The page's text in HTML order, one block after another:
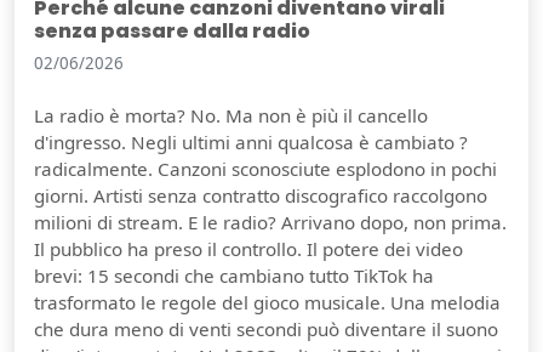
Perché alcune canzoni diventano virali
senza passare dalla radio
02/06/2026
La radio è morta? No. Ma non è più il cancello
d'ingresso. Negli ultimi anni qualcosa è cambiato ?
radicalmente. Canzoni sconosciute esplodono in pochi
giorni. Artisti senza contratto discografico raccolgono
milioni di stream. E le radio? Arrivano dopo, non prima.
Il pubblico ha preso il controllo. Il potere dei video
brevi: 15 secondi che cambiano tutto TikTok ha
trasformato le regole del gioco musicale. Una melodia
che dura meno di venti secondi può diventare il suono